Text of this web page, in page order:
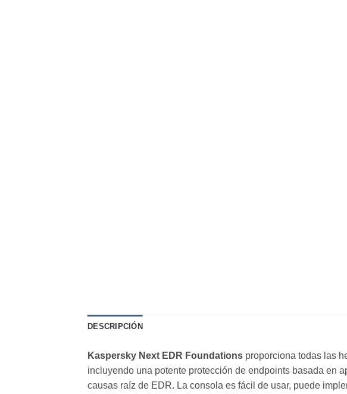
DESCRIPCIÓN
Kaspersky Next EDR Foundations proporciona todas las
incluyendo una potente protección de endpoints basada en
causas raíz de EDR. La consola es fácil de usar, puede